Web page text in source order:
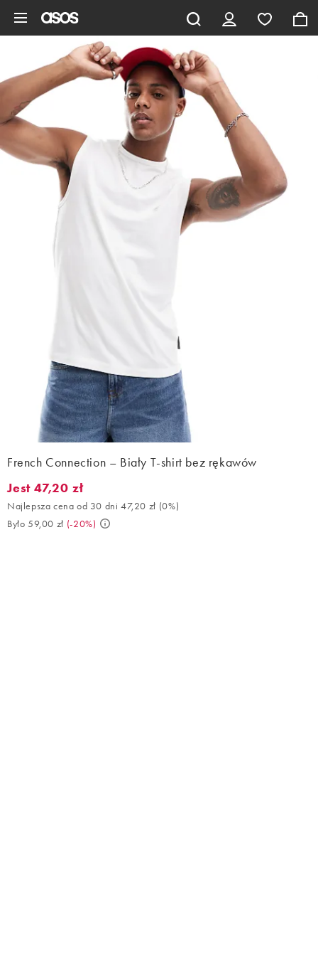
French Connection – Biały T-shirt bez rękawów
Jest 47,20 zł. Najlepsza cena od 30 dni 47,20 zł (0%). Było
Jest 47,20 zł
Najlepsza cena od 30 dni 47,20 zł (0%)
Było 59,00 zł (-20%)